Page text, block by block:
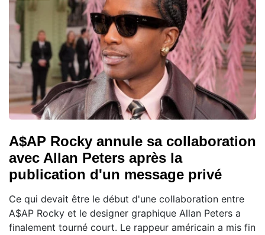
A$AP Rocky annule sa collaboration
avec Allan Peters après la
publication d'un message privé
Ce qui devait être le début d'une collaboration entre
A$AP Rocky et le designer graphique Allan Peters a
finalement tourné court. Le rappeur américain a mis fin